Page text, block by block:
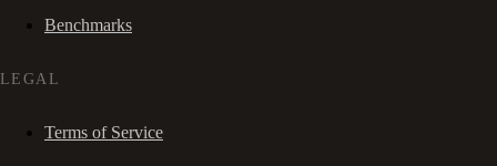
Benchmarks
LEGAL
Terms of Service